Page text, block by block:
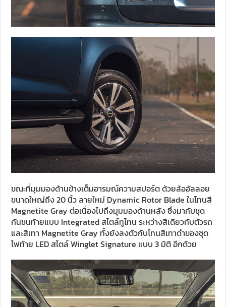
ขณะที่มุมมองด้านข้างเต็มอารมณ์ความสปอร์ต ด้วยล้ออัลลอย
ขนาดใหญ่ถึง 20 นิ้ว ลายใหม่ Dynamic Rotor Blade ในโทนสี
Magnetite Gray ต่อเนื่องไปถึงมุมมองด้านหลัง ซึ่งมากับชุด
กันชนท้ายแบบ Integrated สไตล์ทูโทน ระหว่างสีเดียวกับตัวรถ
และสีเทา Magnetite Gray ทั้งยังลงตัวกับโทนสีเทาดำของชุด
ไฟท้าย LED สไตล์ Winglet Signature แบบ 3 มิติ อีกด้วย